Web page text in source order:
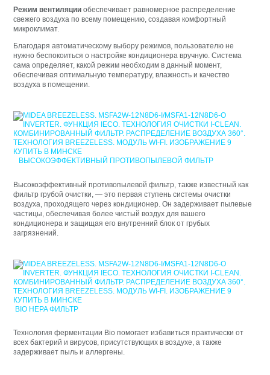
Режим вентиляции обеспечивает равномерное распределение
свежего воздуха по всему помещению, создавая комфортный
микроклимат.
Благодаря автоматическому выбору режимов, пользователю не
нужно беспокоиться о настройке кондиционера вручную. Система
сама определяет, какой режим необходим в данный момент,
обеспечивая оптимальную температуру, влажность и качество
воздуха в помещении.
ВЫСОКОЭФФЕКТИВНЫЙ ПРОТИВОПЫЛЕВОЙ ФИЛЬТР
Высокоэффективный противопылевой фильтр, также известный как
фильтр грубой очистки, — это первая ступень системы очистки
воздуха, проходящего через кондиционер. Он задерживает пылевые
частицы, обеспечивая более чистый воздух для вашего
кондиционера и защищая его внутренний блок от грубых
загрязнений.
BIO HEPA ФИЛЬТР
Технология ферментации Bio помогает избавиться практически от
всех бактерий и вирусов, присутствующих в воздухе, а также
задерживает пыль и аллергены.